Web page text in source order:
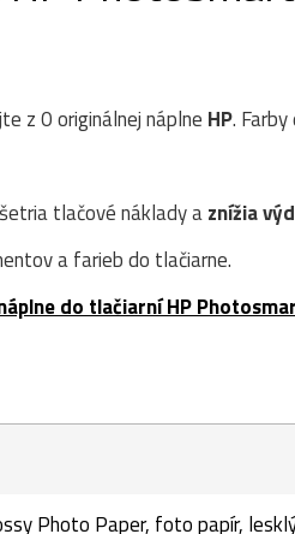
z 0 originálnej náplne HP.
tlačové náklady aznížia
a farieb do tlačiarne.
do tlačiarní HP
Photo Paper, foto papír,